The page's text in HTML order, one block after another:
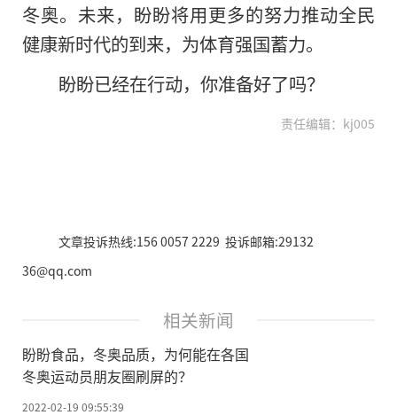
冬奥。未来，盼盼将用更多的努力推动全民
健康新时代的到来，为体育强国蓄力。
盼盼已经在行动，你准备好了吗？
责任编辑：kj005
文章投诉热线:156 0057 2229 投诉邮箱:29132
36@qq.com
相关新闻
盼盼食品，冬奥品质，为何能在各国
冬奥运动员朋友圈刷屏的？
2022-02-19 09:55:39